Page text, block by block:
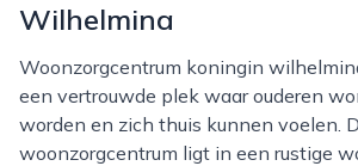
Wilhelmina
Woonzorgcentrum koningin wilhelmina in apeldoorn is
een vertrouwde plek waar ouderen
worden en zich thuis kunnen voelen.
woonzorgcentrum ligt in een rustige